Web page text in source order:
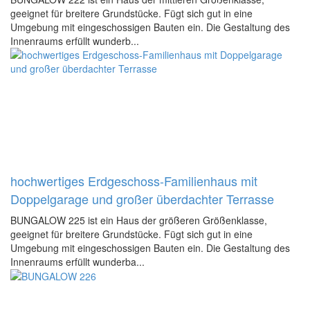
geeignet für breitere Grundstücke. Fügt sich gut in eine
Umgebung mit eingeschossigen Bauten ein. Die Gestaltung des
Innenraums erfüllt wunderb...
hochwertiges Erdgeschoss-Familienhaus mit
Doppelgarage und großer überdachter Terrasse
BUNGALOW 225 ist ein Haus der größeren Größenklasse,
geeignet für breitere Grundstücke. Fügt sich gut in eine
Umgebung mit eingeschossigen Bauten ein. Die Gestaltung des
Innenraums erfüllt wunderba...